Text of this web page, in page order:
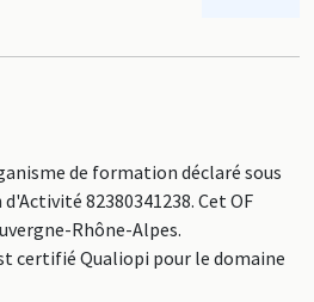
de formation déclaré sous
82380341238. Cet OF
Rhône-Alpes.
certifié Qualiopi pour le domaine